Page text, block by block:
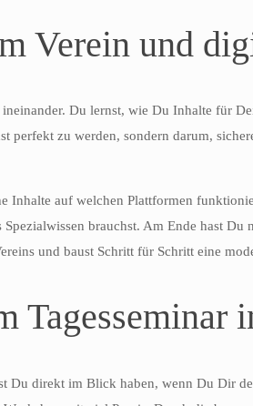
Verein und
Du lernst, wie Du Inhalte für
zu werden, sondern darum,
Inhalte auf welchen Plattformen
brauchst. Am Ende hast
und baust Schritt für Schritt eine
Tagesseminar
Du direkt im Blick haben, wenn Du Dir